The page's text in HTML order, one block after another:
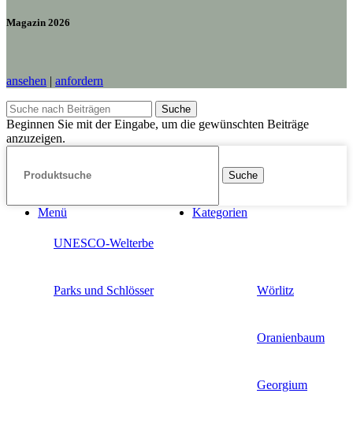
Magazin 2026
ansehen | anfordern
Suche
Beginnen Sie mit der Eingabe, um die gewünschten Beiträge
anzuzeigen.
Suche
Menü Kategorien
UNESCO-Welterbe
Parks und Schlösser Wörlitz
Oranienbaum
Georgium